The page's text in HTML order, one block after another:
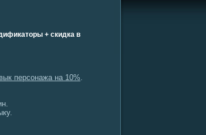
+ скидка в
персонажа на 10%